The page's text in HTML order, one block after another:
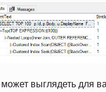
выглядеть для